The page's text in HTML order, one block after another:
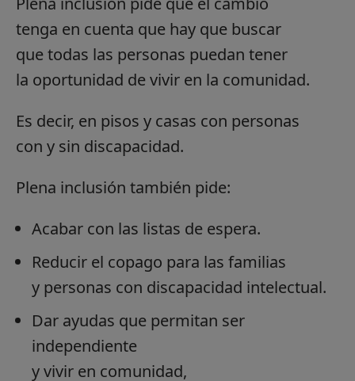
tenga en cuenta que hay que buscar
que todas las personas puedan tener
la oportunidad de vivir en la comunidad.
Es decir, en pisos y casas con personas
con y sin discapacidad.
Plena inclusión también pide:
Acabar con las listas de espera.
Reducir el copago para las familias
y personas con discapacidad intelectual.
Dar ayudas que permitan ser
independiente
y vivir en comunidad,